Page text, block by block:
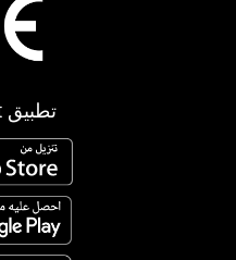
تطبيق CogniFit